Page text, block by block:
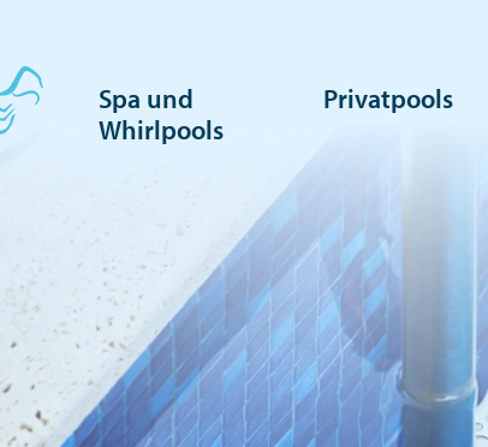
Spa und
Whirlpools
Privatpools